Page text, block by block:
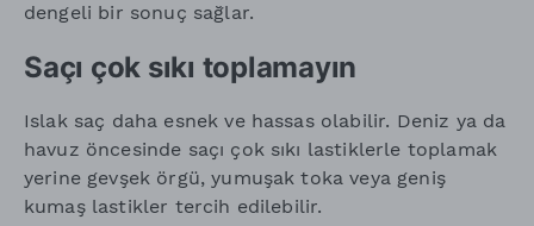
dengeli bir sonuç sağlar.
Saçı çok sıkı toplamayın
Islak saç daha esnek ve hassas olabilir. Deniz ya da
havuz öncesinde saçı çok sıkı lastiklerle toplamak
yerine gevşek örgü, yumuşak toka veya geniş
kumaş lastikler tercih edilebilir.